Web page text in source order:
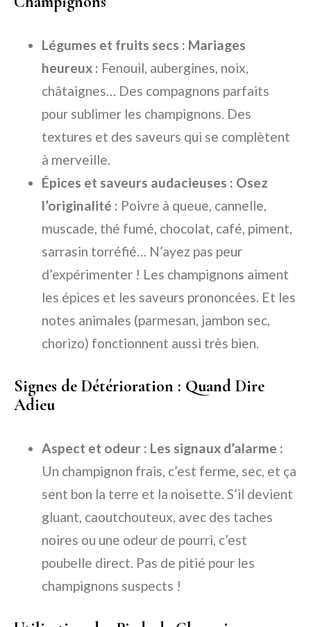
Légumes et fruits secs : Mariages
heureux : Fenouil, aubergines, noix,
châtaignes… Des compagnons parfaits
pour sublimer les champignons. Des
textures et des saveurs qui se complètent
à merveille.
Épices et saveurs audacieuses : Osez
l’originalité : Poivre à queue, cannelle,
muscade, thé fumé, chocolat, café, piment,
sarrasin torréfié… N’ayez pas peur
d’expérimenter ! Les champignons aiment
les épices et les saveurs prononcées. Et les
notes animales (parmesan, jambon sec,
chorizo) fonctionnent aussi très bien.
Signes de Détérioration : Quand Dire
Adieu
Aspect et odeur : Les signaux d’alarme :
Un champignon frais, c’est ferme, sec, et ça
sent bon la terre et la noisette. S’il devient
gluant, caoutchouteux, avec des taches
noires ou une odeur de pourri, c’est
poubelle direct. Pas de pitié pour les
champignons suspects !